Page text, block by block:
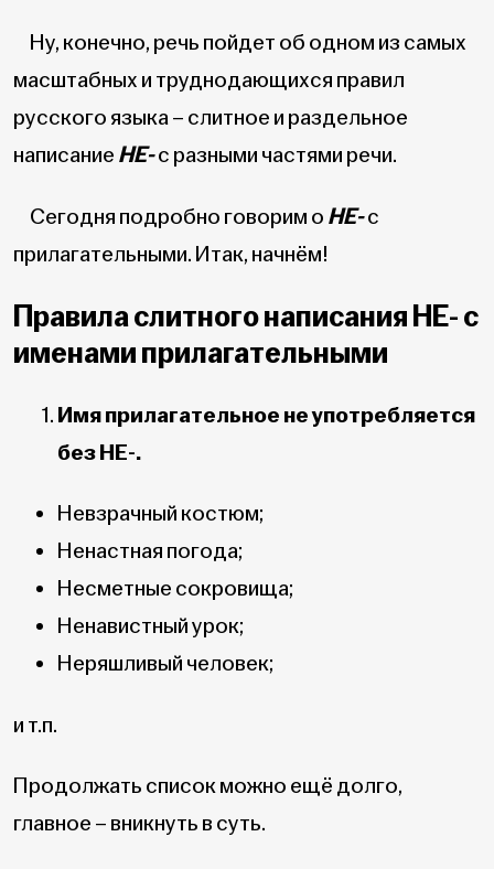
Ну, конечно, речь пойдет об одном из самых
масштабных и труднодающихся правил
русского языка – слитное и раздельное
написание НЕ-с разными частями речи.
Сегодня подробно говорим о НЕ-с
прилагательными. Итак, начнём!
Правила слитного написания НЕ- с
именами прилагательными
Имя прилагательное не употребляется
без НЕ-.
Невзрачный костюм;
Ненастная погода;
Несметные сокровища;
Ненавистный урок;
Неряшливый человек;
и т.п.
Продолжать список можно ещё долго,
главное – вникнуть в суть.